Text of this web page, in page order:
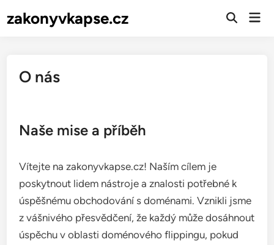
tozakonyvkapse.cz
Open
O nás
Naše mise a příběh
Vítejte na zakonyvkapse.cz! Naším cílem je
poskytnout lidem nástroje a znalosti potřebné k
úspěšnému obchodování s doménami. Vznikli jsme
z vášnivého přesvědčení, že každý může dosáhnout
úspěchu v oblasti doménového flippingu, pokud